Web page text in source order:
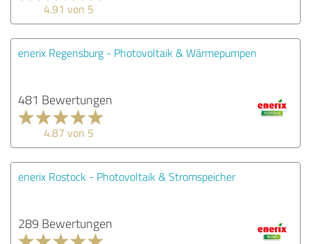
4.91 von 5
enerix Regensburg - Photovoltaik & Wärmepumpen
481 Bewertungen
4.87 von 5
enerix Rostock - Photovoltaik & Stromspeicher
289 Bewertungen